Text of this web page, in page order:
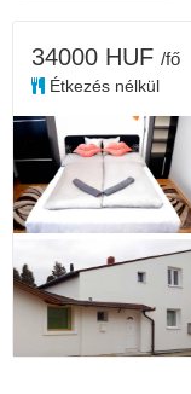
34000 HUF /fő
Étkezés nélkül